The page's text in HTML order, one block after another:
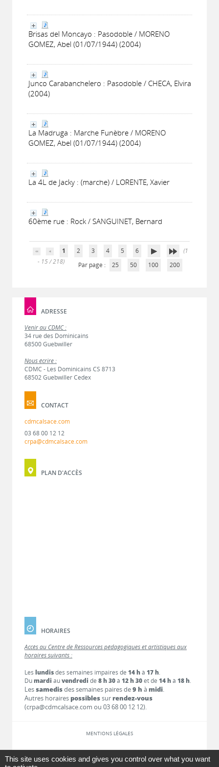
Brisas del Moncayo : Pasodoble / MORENO
GOMEZ, Abel (01/07/1944) (2004)
Junco Carabanchelero : Pasodoble / CHECA, Elvira
(2004)
La Madruga : Marche Funèbre / MORENO
GOMEZ, Abel (01/07/1944) (2004)
La 4L de Jacky : (marche) / LORENTE, Xavier
60ème rue : Rock / SANGUINET, Bernard
1 2 3 4 5 6
(1
- 15 / 218)
Par page : 25 50 100 200
ADRESSE
Venir au CDMC :
34 rue des Dominicains
68500 Guebwiller
Nous écrire :
CDMC - Les Dominicains CS 8713
68502 Guebwiller Cedex
CONTACT
cdmcalsace.com
03 68 00 12 12
crpa@cdmcalsace.com
PLAN D'ACCÈS
HORAIRES
Accès au Centre de Ressources pédagogiques et artistiques aux
horaires suivants :
Les lundisdes semaines impaires de 14 hà 17 h.
Dumardi auvendredi de 8 h 30à 12 h 30et de 14 hà 18 h.
Lessamedisdes semaines paires de9 h à midi.
Autres horaires possiblessur rendez-vous
(crpa@cdmcalsace.com ou 03 68 00 12 12).
MENTIONS LÉGALES
LIENS
This site uses cookies and gives you control over what you want